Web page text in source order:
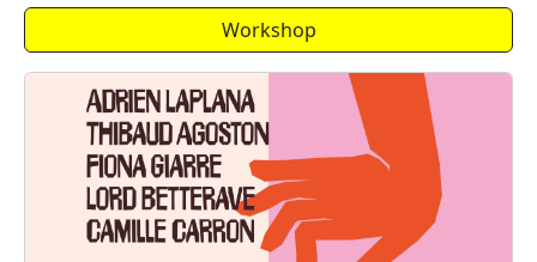
Workshop